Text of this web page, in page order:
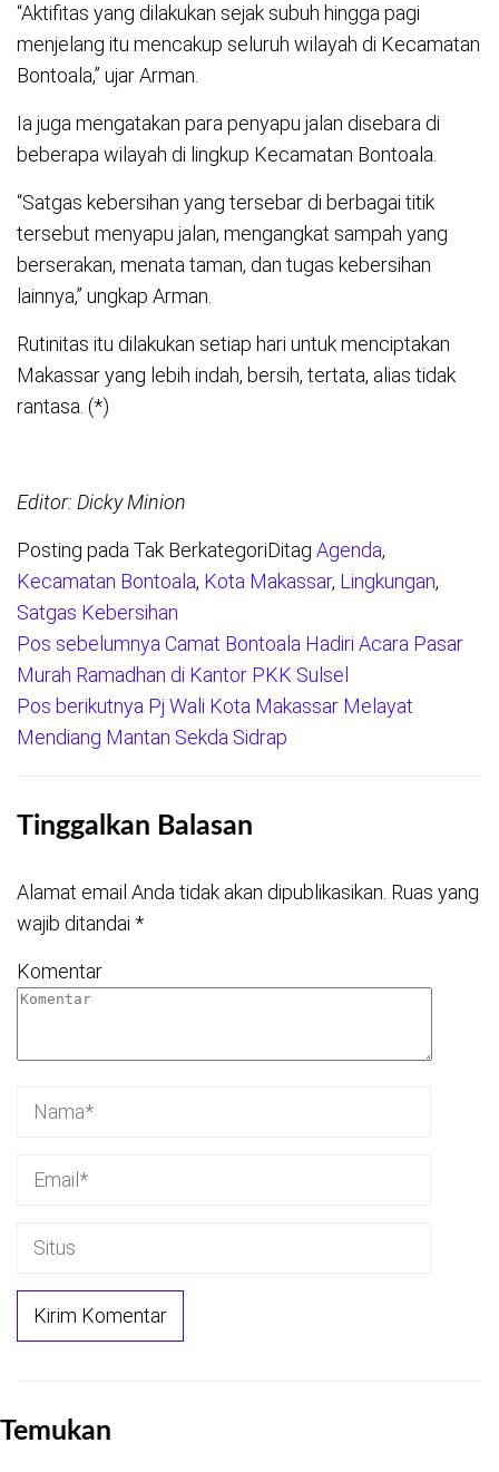
“Aktifitas yang dilakukan sejak subuh hingga pagi
menjelang itu mencakup seluruh wilayah di Kecamatan
Bontoala,” ujar Arman.
Ia juga mengatakan para penyapu jalan disebara di
beberapa wilayah di lingkup Kecamatan Bontoala.
“Satgas kebersihan yang tersebar di berbagai titik
tersebut menyapu jalan, mengangkat sampah yang
berserakan, menata taman, dan tugas kebersihan
lainnya,” ungkap Arman.
Rutinitas itu dilakukan setiap hari untuk menciptakan
Makassar yang lebih indah, bersih, tertata, alias tidak
rantasa. (*)
Editor: Dicky Minion
Posting pada Tak BerkategoriDitag Agenda,
Kecamatan Bontoala, Kota Makassar, Lingkungan,
Satgas Kebersihan
Navigasi
pos
Pos sebelumnyaCamat Bontoala Hadiri Acara Pasar
Murah Ramadhan di Kantor PKK Sulsel
Pos berikutnya Pj Wali Kota Makassar Melayat
Mendiang Mantan Sekda Sidrap
Tinggalkan Balasan
Alamat email Anda tidak akan dipublikasikan. Ruas yang
wajib ditandai *
Komentar
Temukan